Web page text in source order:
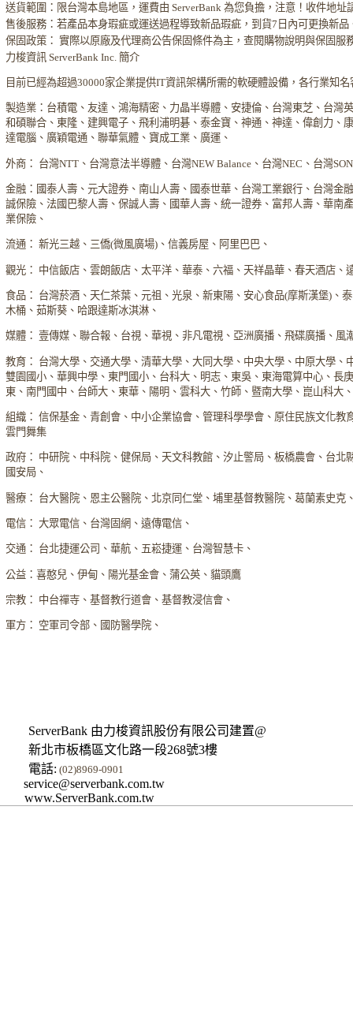
送貨範圍：限台灣本島地區，運費由 ServerBank 為您負擔，注意！收件地址
售後服務：若產品本身瑕疵或運送過程導致新品瑕疵，到貨7日內可更換新品
保固政策： 實際以原廠及代理商公告保固條件為主，查閱購物說明與保固服
力梭資訊 ServerBank Inc. 簡介
目前已經為超過30000家企業提供IT資訊架構所需的軟硬體設備，各行業知名
製造業：台積電、友達、鴻海精密、力晶半導體、安捷倫、台灣東芝、台灣
和碩聯合、東隆、建興電子、飛利浦明碁、泰金寶、神通、神達、偉創力、
達電腦、廣穎電通、聯華氣體、寶成工業、廣運、
外商： 台灣NTT、台灣意法半導體、台灣NEW Balance、台灣NEC、台灣
金融：國泰人壽、元大證券、南山人壽、國泰世華、台灣工業銀行、台灣金
誠保險、法國巴黎人壽、保誠人壽、國華人壽、統一證券、富邦人壽、華南
業保險、
流通： 新光三越、三僑(微風廣場)、信義房屋、阿里巴巴、
觀光： 中信飯店、雲朗飯店、太平洋、華泰、六福、天祥晶華、春天酒店、
食品： 台灣菸酒、天仁茶葉、元祖、光泉、新東陽、安心食品(摩斯漢堡)、
木桶、茹斯葵、哈跟達斯冰淇淋、
媒體： 壹傳媒、聯合報、台視、華視、非凡電視、亞洲廣播、飛碟廣播、風
教育： 台灣大學、交通大學、清華大學、大同大學、中央大學、中原大學、
雙園國小、華興中學、東門國小、台科大、明志、東吳、東海電算中心、長
東、南門國中、台師大、東華、陽明、雲科大、竹師、暨南大學、崑山科大
組織： 信保基金、青創會、中小企業協會、管理科學學會、原住民族文化教
雲門舞集
政府： 中研院、中科院、健保局、天文科教館、汐止警局、板橋農會、台北
國安局、
醫療： 台大醫院、恩主公醫院、北京同仁堂、埔里基督教醫院、葛蘭素史克
電信： 大眾電信、台灣固網、遠傳電信、
交通： 台北捷運公司、華航、五崧捷運、台灣智慧卡、
公益：喜憨兒、伊甸、陽光基金會、蒲公英、貓頭鷹
宗教： 中台禪寺、基督教行道會、基督教浸信會、
軍方： 空軍司令部、國防醫學院、
ServerBank 由力梭資訊股份有限公司建置@
新北市板橋區文化路一段268號3樓
電話: (02)8969-0901
service@serverbank.com.tw
www.ServerBank.com.tw